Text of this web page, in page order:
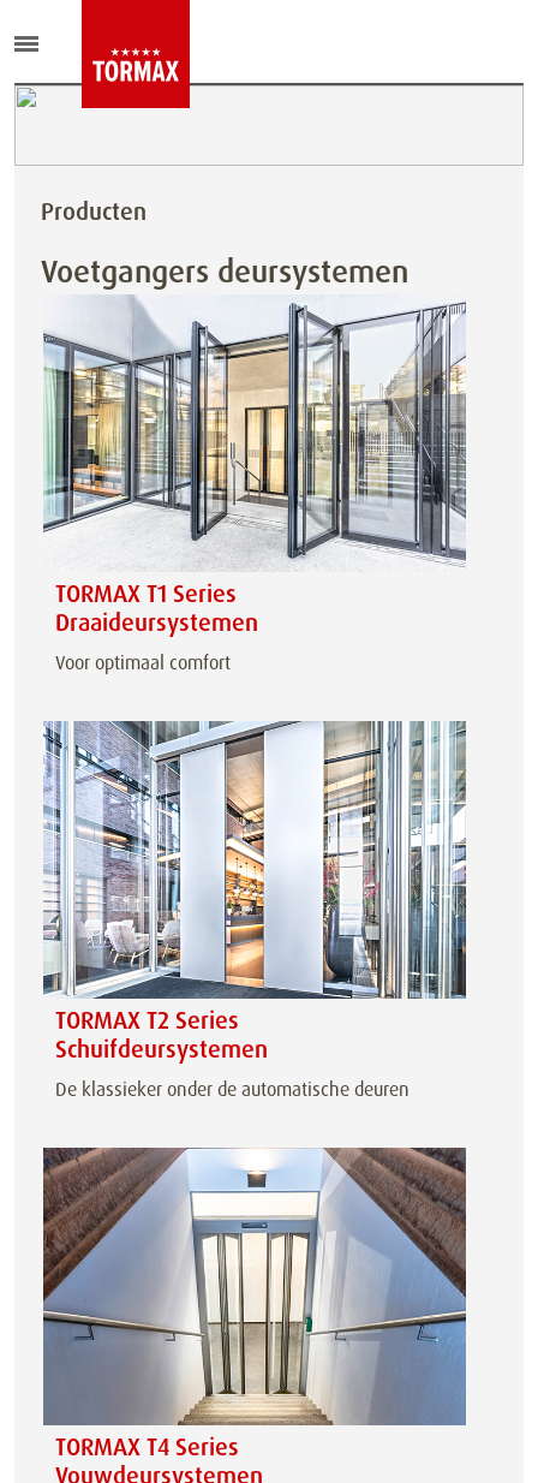
Producten
Voetgangers deursystemen
TORMAX T1 Series
Draaideursystemen
Voor optimaal comfort
TORMAX T2 Series
Schuifdeursystemen
De klassieker onder de automatische deuren
TORMAX T4 Series
Vouwdeursystemen